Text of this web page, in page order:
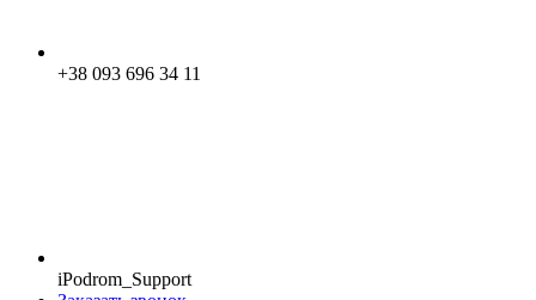
+38 093 696 34 11
iPodrom_Support